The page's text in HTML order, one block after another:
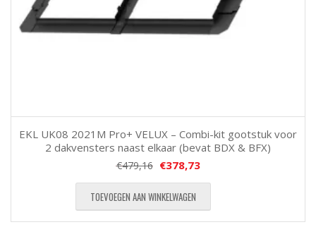
EKL UK08 2021M Pro+ VELUX – Combi-kit gootstuk voor
2 dakvensters naast elkaar (bevat BDX & BFX)
€479,16 €378,73
TOEVOEGEN AAN WINKELWAGEN